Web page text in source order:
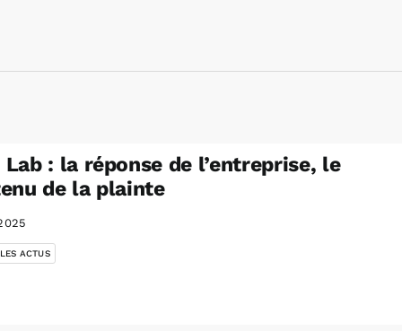
Lab : la réponse de l’entreprise, le
de la plainte
ACTUS